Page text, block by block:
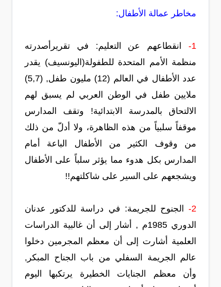
مخاطر عمالة الأطفال:
1-
انقطاعهم عن التعليم: في تقريرأصدرته
منظمة الأمم المتحدة للطفولة(اليونسيف) يقدر
عدد الأطفال في العالم (12) مليون طفل, (5,7)
ملايين طفل في الوطن العربي لم يسبق لهم
الالتحاق بالمدرسة الابتدائية! وتقف المدارس
موقفاً سلبياً من هذه الظاهرة، ولا أدلّ من ذلك
من وقوف الكثير من الأطفال الباعة أمام
المدارس بكل هدوء مما يؤثر سلباً على الأطفال
ويشجعهم على السير على شاكلتهم!!
2-
الجنوح للجريمة: في دراسة للدكتور عدنان
الدوري 1985م , أشار إلى أن غالبية الدراسات
العلمية أشارت إلى أن معظم المجرمين دخلوا
عالم الجريمة السفلي من باب الجناح المبكر,
وأن معظم الجنايات الخطيرة يرتكبها اليوم